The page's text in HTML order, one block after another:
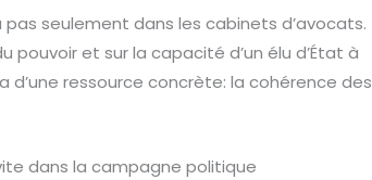
seulement dans les cabinets d’avocats.
pouvoir et sur la capacité d’un élu d’État à
d’une ressource concrète: la cohérence des
dans la campagne politique